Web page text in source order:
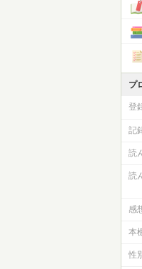
プ
登
記
読
読
感
本
性